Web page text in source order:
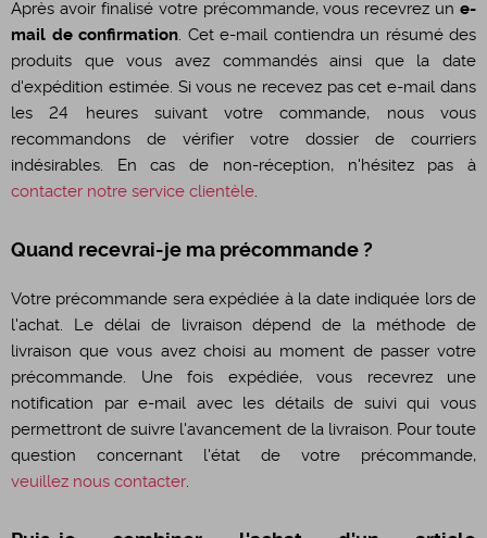
Après avoir finalisé votre précommande, vous recevrez un e-
mail de confirmation. Cet e-mail contiendra un résumé des
produits que vous avez commandés ainsi que la date
d'expédition estimée. Si vous ne recevez pas cet e-mail dans
les 24 heures suivant votre commande, nous vous
recommandons de vérifier votre dossier de courriers
indésirables. En cas de non-réception, n'hésitez pas à
contacter notre service clientèle.
Quand recevrai-je ma précommande ?
Votre précommande sera expédiée à la date indiquée lors de
l'achat. Le délai de livraison dépend de la méthode de
livraison que vous avez choisi au moment de passer votre
précommande. Une fois expédiée, vous recevrez une
notification par e-mail avec les détails de suivi qui vous
permettront de suivre l'avancement de la livraison. Pour toute
question concernant l'état de votre précommande,
veuillez nous contacter.